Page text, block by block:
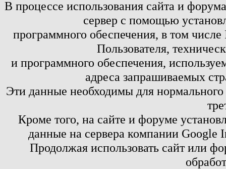
В процессе использования сайта и
сервер с помощью
программного обеспечения, в том
Пользователя,
и программного обеспечения,
адреса запрашиваемых
Эти данные необходимы для
Кроме того, на сайте и форуме
данные на сервера компании
Продолжая использовать сайт или